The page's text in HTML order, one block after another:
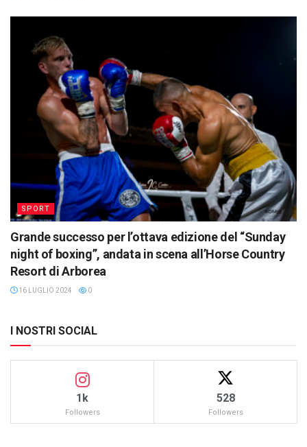
SPORT
Grande successo per l’ottava edizione del “Sunday
night of boxing”, andata in scena all’Horse Country
Resort di Arborea
16 LUGLIO 2024 0
I NOSTRI SOCIAL
1k
Followers
528
Followers